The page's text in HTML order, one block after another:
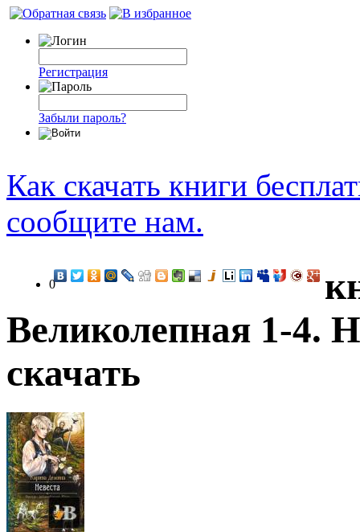
Регистрация
Забыли пароль?
Как скачать книги
сообщите нам.
0
Великолепная 1-4.
скачать